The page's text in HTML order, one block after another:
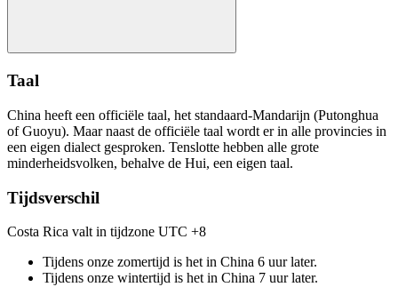
Taal
China heeft een officiële taal, het standaard-Mandarijn (Putonghua
of Guoyu). Maar naast de officiële taal wordt er in alle provincies in
een eigen dialect gesproken. Tenslotte hebben alle grote
minderheidsvolken, behalve de Hui, een eigen taal.
Tijdsverschil
Costa Rica valt in tijdzone UTC +8
Tijdens onze zomertijd is het in China 6 uur later.
Tijdens onze wintertijd is het in China 7 uur later.